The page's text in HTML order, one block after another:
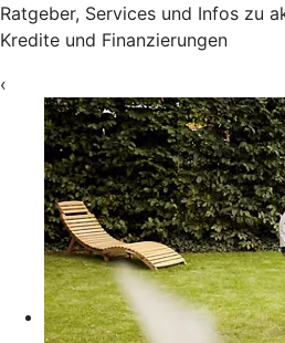
Ratgeber, Services und Infos zu
Kredite und Finanzierungen
‹